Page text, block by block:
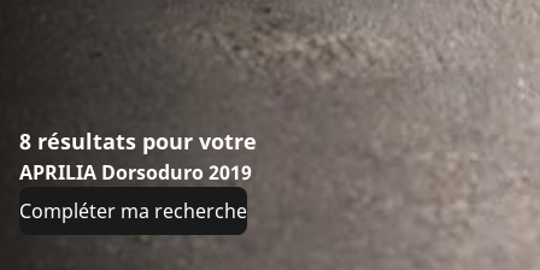
8 résultats pour votre
APRILIA Dorsoduro 2019
Compléter ma recherche